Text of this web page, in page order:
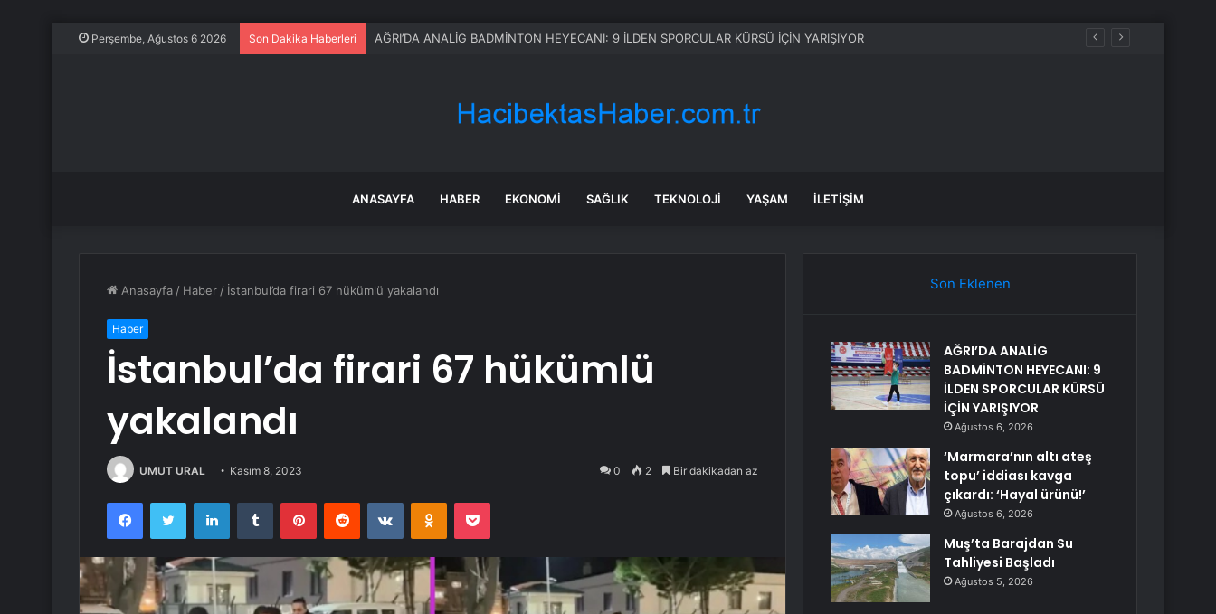
Perşembe, Ağustos 6 2026 Son Dakika Haberleri ‘Marmara’nın altı ateş topu’ iddiası kavga çıkardı: ‘Hayal ürünü!’
ANASAYFA HABER EKONOMI SAĞLIK TEKNOLOJI YAŞAM İLETIŞIM
Anasayfa / Haber / İstanbul’da firari 67 hükümlü yakalandı
Haber
İstanbul’da firari 67 hükümlü
yakalandı
UMUT URAL Kasım 8, 2023 0 2 Bir dakikadan az
FacebookTwitter LinkedInTumblr PinterestReddit VKontakteOdnoklassniki
Pocket
Son Eklenen
AĞRI’DA ANALİG
BADMİNTON HEYECANI: 9
İLDEN SPORCULAR KÜRSÜ
İÇİN YARIŞIYOR
Ağustos 6, 2026
‘Marmara’nın altı ateş
topu’ iddiası kavga
çıkardı: ‘Hayal ürünü!’
Ağustos 6, 2026
Muş’ta Barajdan Su
Tahliyesi Başladı
Ağustos 5, 2026